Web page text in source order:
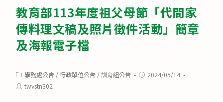
教育部113年度祖父母節「代間家
傳料理文稿及照片徵件活動」簡章
及海報電子檔
Post
category:
學務處公告 /行政單位公告 /訓育組公告
Post2024/05/14
Posttwvstn302